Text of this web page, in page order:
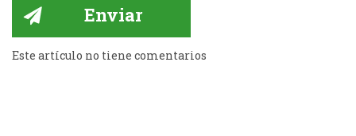
Este artículo no tiene comentarios